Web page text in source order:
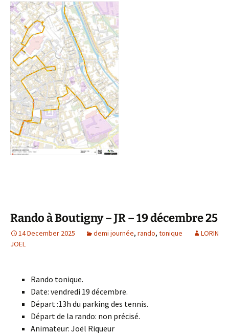
Rando à Boutigny – JR – 19 décembre 25
14 December 2025 demi journée, rando, tonique
LORIN
JOEL
Rando tonique.
Date: vendredi 19 décembre.
Départ :13h du parking des tennis.
Départ de la rando: non précisé.
Animateur: Joël Riqueur